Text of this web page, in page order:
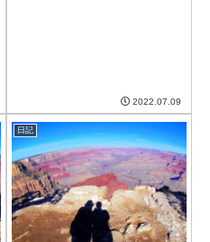
2022.07.09
日記